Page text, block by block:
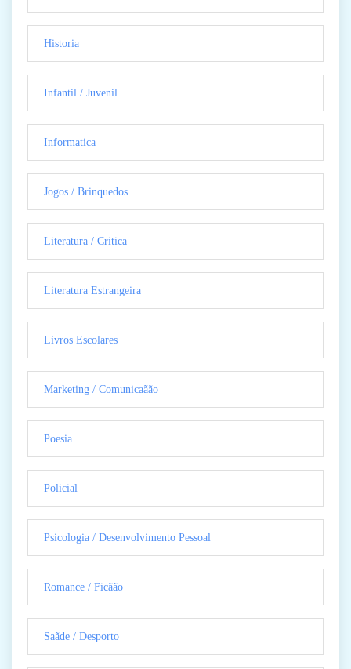
Historia
Infantil / Juvenil
Informatica
Jogos / Brinquedos
Literatura / Critica
Literatura Estrangeira
Livros Escolares
Marketing / Comunicaãão
Poesia
Policial
Psicologia / Desenvolvimento Pessoal
Romance / Ficãão
Saãde / Desporto